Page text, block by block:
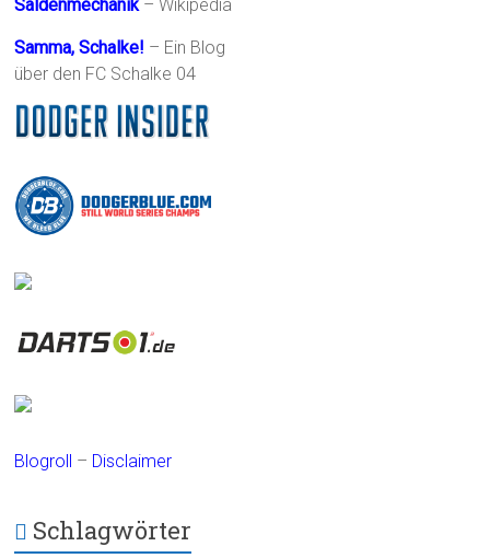
Saldenmechanik– Wikipedia
Samma, Schalke! – Ein Blog
über den FC Schalke 04
Blogroll – Disclaimer
Schlagwörter